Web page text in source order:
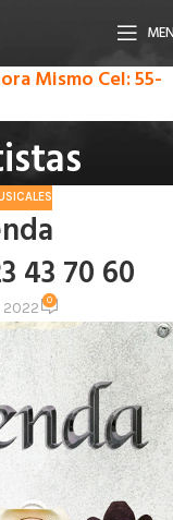
Mismo Cel: 55-
43 70 60
2022 0